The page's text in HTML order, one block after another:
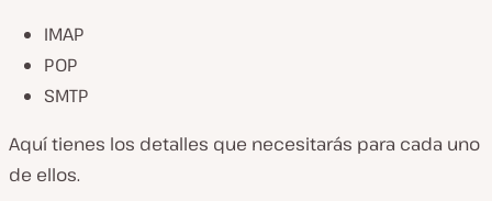
IMAP
POP
SMTP
Aquí tienes los detalles que necesitarás para cada uno
de ellos.